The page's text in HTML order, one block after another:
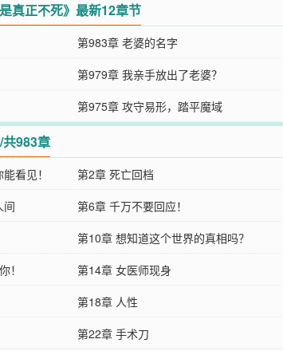
真正不死》最新12章节
第983章 老婆的名字
第979章 我亲手放出了老婆？
第975章 攻守易形，踏平魔域
983章
看见！ 第2章 死亡回档
间
第6章 千万不要回应！
第10章 想知道这个世界的真相吗？
！
第14章 女医师现身
第18章 人性
第22章 手术刀